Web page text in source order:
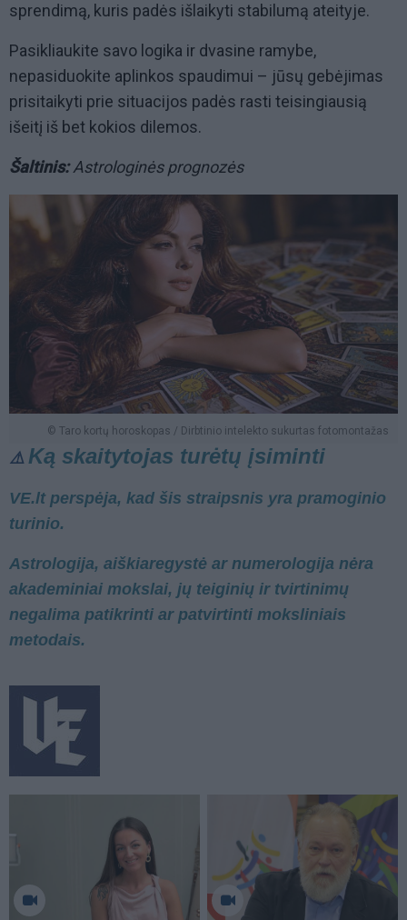
sprendimą, kuris padės išlaikyti stabilumą ateityje.
Pasikliaukite savo logika ir dvasine ramybe,
nepasiduokite aplinkos spaudimui – jūsų gebėjimas
prisitaikyti prie situacijos padės rasti teisingiausią
išeitį iš bet kokios dilemos.
Šaltinis:Astrologinės prognozės
© Taro kortų horoskopas / Dirbtinio intelekto sukurtas fotomontažas
⚠️ Ką skaitytojas turėtų įsiminti
VE.lt perspėja, kad šis straipsnis yra pramoginio
turinio.
Astrologija, aiškiaregystė ar numerologija nėra
akademiniai mokslai, jų teiginių ir tvirtinimų
negalima patikrinti ar patvirtinti moksliniais
metodais.